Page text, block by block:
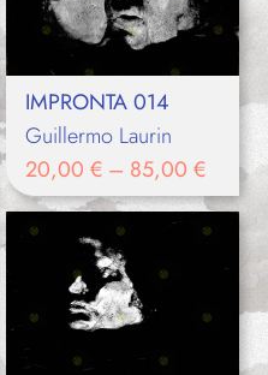
IMPRONTA 014
Guillermo Laurin
20,00 € – 85,00 €